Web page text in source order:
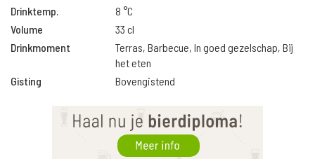
Drinktemp.
8 °C
Volume
33 cl
Drinkmoment
Terras, Barbecue, In goed gezelschap, Bij
het eten
Gisting
Bovengistend